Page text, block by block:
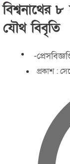
বিশ্বনাথের
যৌথ বিবৃতি
-
প্রকাশ :